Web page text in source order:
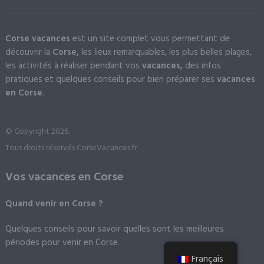
Corse vacances est un site complet vous permettant de
découvrir la Corse, les lieux remarquables, les plus belles plages,
les activités à réaliser pendant vos vacances, des infos
pratiques et quelques conseils pour bien préparer ses vacances
en Corse.
© Copyright 2026.
Tous droits réservés CorseVacances.fr
Vos vacances en Corse
Quand venir en Corse ?
Quelques conseils pour savoir quelles sont les meilleures
périodes pour venir en Corse.
Français